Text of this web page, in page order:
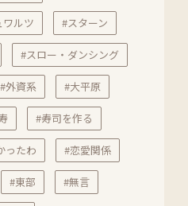
ルツ #スターン
#スロー・ダンシング
#外資系 #大平原
#寿司を作る
ったわ #恋愛関係
#東部 #無言